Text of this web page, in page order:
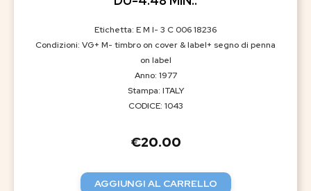
Etichetta: E M I- 3 C 006 18236
Condizioni: VG+ M- timbro on cover & label+ segno di penna
on label
Anno: 1977
Stampa: ITALY
CODICE: 1043
€20.00
AGGIUNGI AL CARRELLO